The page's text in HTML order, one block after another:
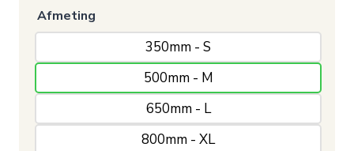
Afmeting
350mm - S
500mm - M
650mm - L
800mm - XL